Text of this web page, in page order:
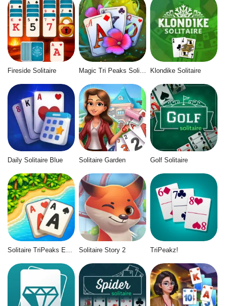
Fireside Solitaire Klondike Solitaire
Daily Solitaire Blue Solitaire Garden Golf Solitaire
Solitaire Story 2 TriPeakz!